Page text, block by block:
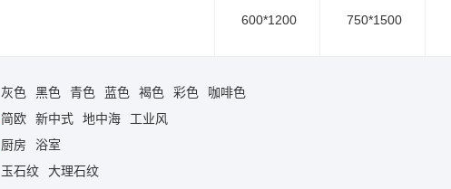
600*1200 750*1500
灰色 黑色 青色 蓝色 褐色 彩色
咖啡色
简欧 新中式 地中海
工业风
厨房
浴室
玉石纹 大理石纹